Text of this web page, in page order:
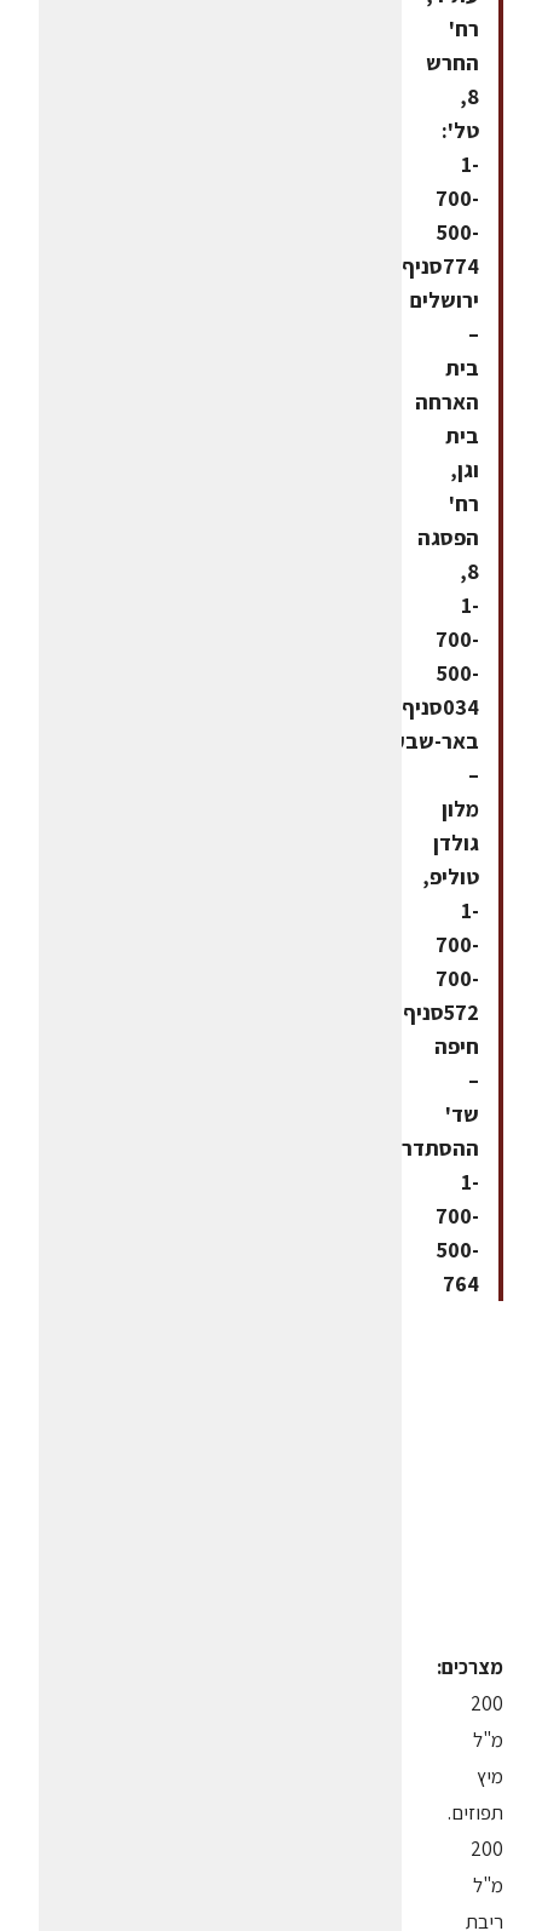
רח'
החרש
8,
טל':
1-
700-
500-
774סניף
ירושלים
–
בית
הארחה
בית
וגן,
רח'
הפסגה
8,
1-
700-
500-
034סניף
באר-שבע
–
מלון
גולדן
טוליפ,
1-
700-
700-
572סניף
חיפה
–
שד'
ההסתדרות,
1-
700-
500-
764
מצרכים:
200
מ"ל
מיץ
תפוזים.
200
מ"ל
ריבת